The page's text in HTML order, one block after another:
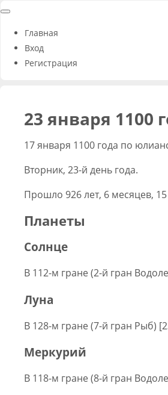
Главная
Вход
Регистрация
23 января 1100
17 января 1100 года по
Вторник, 23-й день года.
Прошло 926 лет, 6 месяцев,
Планеты
Солнце
В 112-м гране (2-й гран
Луна
В 128-м гране (7-й гран Рыб)
Меркурий
В 118-м гране (8-й гран